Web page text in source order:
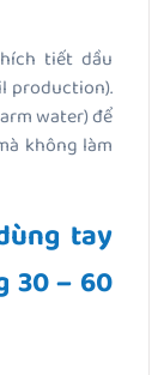
tiết dầu
production).
water) để
không làm
tay
30 – 60